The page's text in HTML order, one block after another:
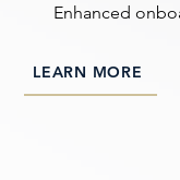
Enhanced
LEARN MORE